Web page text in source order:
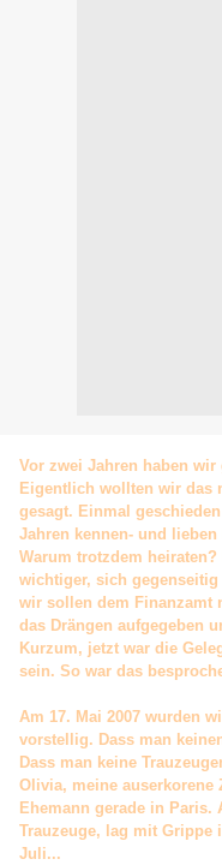
Vor zwei Jahren haben wir
Eigentlich wollten wir das
gesagt. Einmal
Jahren kennen- und lieben
Warum trotzdem
wichtiger, sich
wir sollen dem Finanzamt
das Drängen aufgegeben
Kurzum, jetzt war die
sein. So war das
Am 17. Mai 2007 wurden
vorstellig. Dass man
Dass man keine
Olivia, meine auserkorene
Ehemann gerade in
Trauzeuge, lag mit Grippe
Juli...